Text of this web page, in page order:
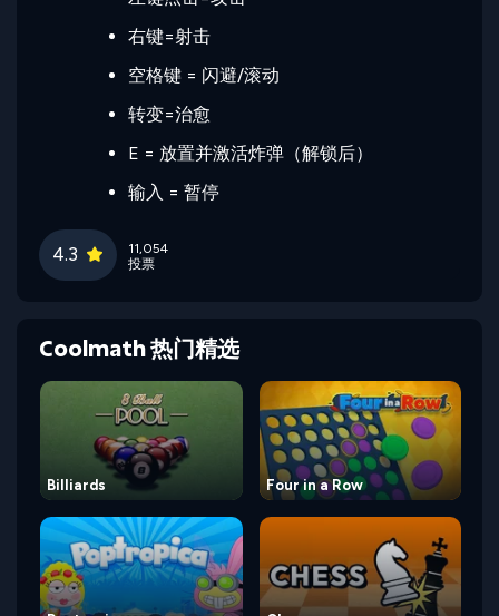
右键=射击
空格键 = 闪避/滚动
转变=治愈
E = 放置并激活炸弹（解锁后）
输入 = 暂停
4.3
11,054
投票
Coolmath 热门精选
Billiards Four in a Row